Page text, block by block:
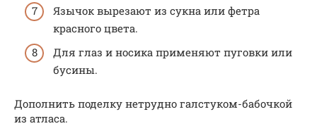
Язычок вырезают из сукна или фетра
красного цвета.
Для глаз и носика применяют пуговки или
бусины.
Дополнить поделку нетрудно галстуком-бабочкой
из атласа.